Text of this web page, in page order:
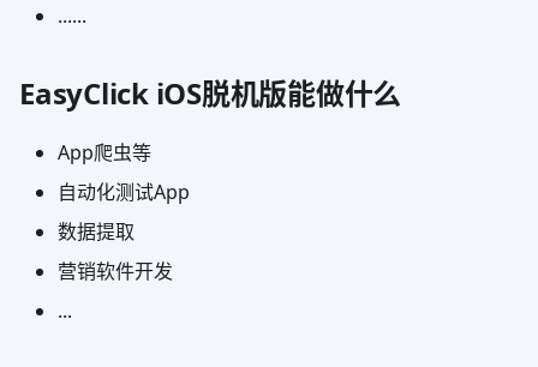
......
EasyClick iOS脱机版能做什么
App爬虫等
自动化测试App
数据提取
营销软件开发
...